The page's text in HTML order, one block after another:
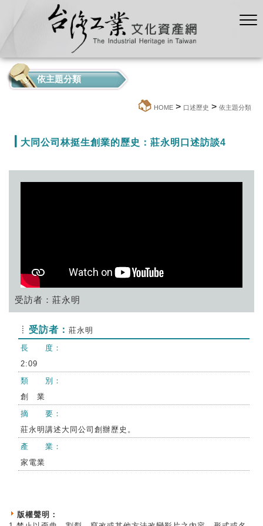
依主題分類
HOME > 口述歷史 > 依主題分類
大同公司林挺生創業的歷史：莊永明口述訪談4
受訪者：莊永明
受訪者： 莊永明
長 度：
2:09
類 別：
創 業
摘 要：
莊永明講述大同公司創辦歷史。
產 業：
家電業
版權聲明：